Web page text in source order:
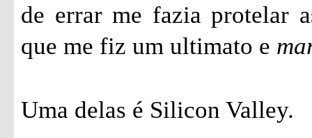
de errar me fazia protelar
que me fiz um ultimato e
Uma delas é Silicon Valley.